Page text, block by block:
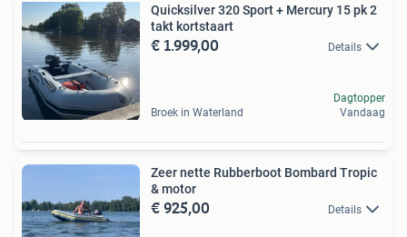
Quicksilver 320 Sport + Mercury 15 pk 2
takt kortstaart
€ 1.999,00 Details
Broek in Waterland
Dagtopper
Vandaag
Zeer nette Rubberboot Bombard Tropic
& motor
€ 925,00 Details